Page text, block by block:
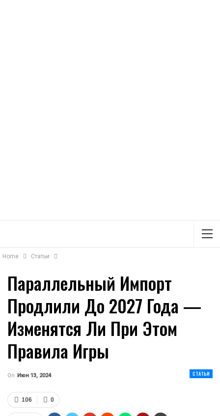
Home Статьи
Параллельный Импорт
Продлили До 2027 Года —
Изменятся Ли При Этом
Правила Игры
СТАТЬИ
On Июн 13, 2024
0
106